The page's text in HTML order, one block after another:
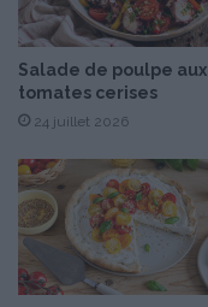
è
r
e
f
i
s
d
u
5
a
u
p
a
m
p
e
m
o
u
s
s
Salade de poulpe aux
tomates cerises
24 juillet 2026